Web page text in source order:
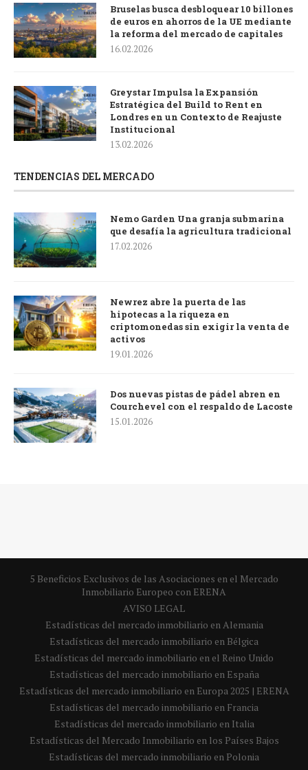
Bruselas busca desbloquear 10 billones
de euros en ahorros de la UE mediante
la reforma del mercado de capitales
16.02.2026
Greystar Impulsa la Expansión
Estratégica del Build to Rent en
Londres en un Contexto de Reajuste
Institucional
13.02.2026
TENDENCIAS DEL MERCADO
Nemo Garden Una granja submarina
que desafía la agricultura tradicional
17.02.2026
Newrez abre la puerta de las
hipotecas a la riqueza en
criptomonedas sin exigir la venta de
activos
19.01.2026
Dos nuevas pistas de pádel abren en
Courchevel con el respaldo de Lacoste
15.01.2026
5 Beneficios Exclusivos de las Asociaciones en el Mercado
Inmobiliario Europeo con ERENA
AVISO LEGAL
Estadísticas del mercado inmobiliario en Alemania
Estadísticas del mercado inmobiliario en Bélgica
Estadísticas del mercado inmobiliario en el Reino Unido
Estadísticas del mercado inmobiliario en España
Estadísticas del mercado inmobiliario en Europa 2025 | ERENA
Estadísticas del mercado inmobiliario en Francia
Estadísticas del mercado inmobiliario en Italia
Estadísticas del Mercado Inmobiliario en los Países Bajos
Estadísticas del mercado inmobiliario en Polonia